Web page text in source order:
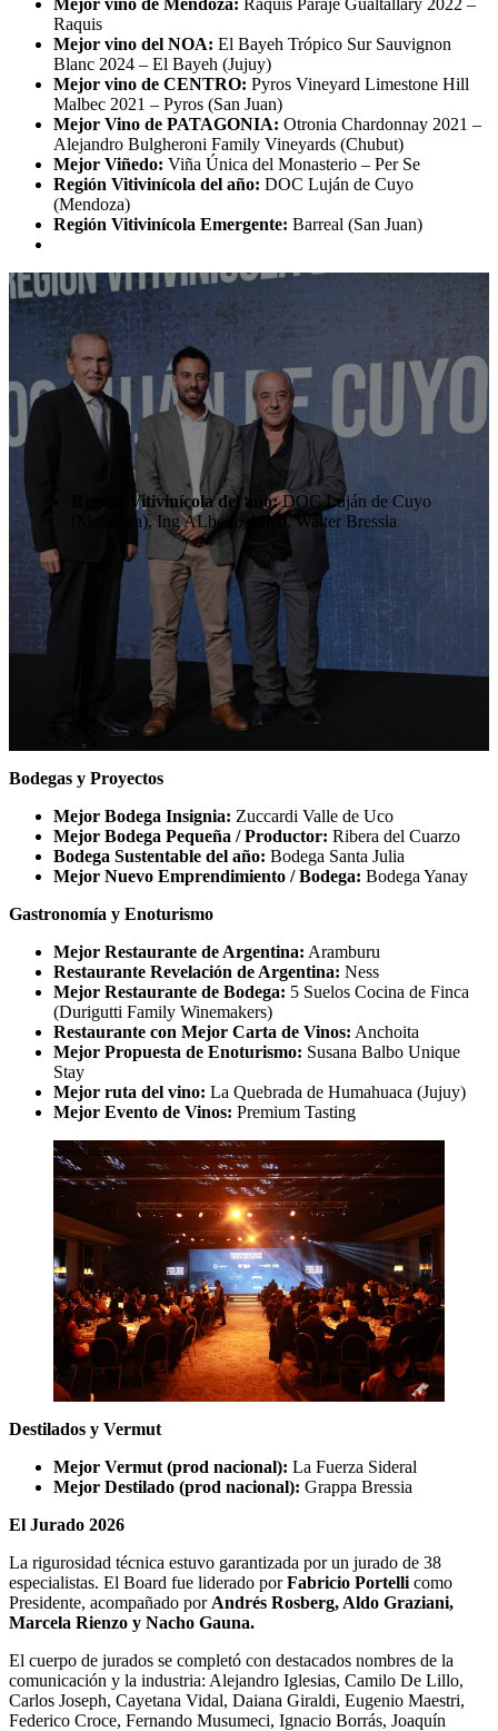
Mejor vino de Mendoza: Raquis Paraje Gualtallary 2022 –
Raquis
Mejor vino del NOA: El Bayeh Trópico Sur Sauvignon
Blanc 2024 – El Bayeh (Jujuy)
Mejor vino de CENTRO: Pyros Vineyard Limestone Hill
Malbec 2021 – Pyros (San Juan)
Mejor Vino de PATAGONIA: Otronia Chardonnay 2021 –
Alejandro Bulgheroni Family Vineyards (Chubut)
Mejor Viñedo: Viña Única del Monasterio – Per Se
Región Vitivinícola del año: DOC Luján de Cuyo
(Mendoza)
Región Vitivinícola Emergente: Barreal (San Juan)
Región Vitivinícola del año:DOC Luján de Cuyo
(Mendoza), Ing ALberto Arizu, Walter Bressia
Bodegas y Proyectos
Mejor Bodega Insignia: Zuccardi Valle de Uco
Mejor Bodega Pequeña / Productor: Ribera del Cuarzo
Bodega Sustentable del año: Bodega Santa Julia
Mejor Nuevo Emprendimiento / Bodega: Bodega Yanay
Gastronomía y Enoturismo
Mejor Restaurante de Argentina: Aramburu
Restaurante Revelación de Argentina: Ness
Mejor Restaurante de Bodega: 5 Suelos Cocina de Finca
(Durigutti Family Winemakers)
Restaurante con Mejor Carta de Vinos: Anchoita
Mejor Propuesta de Enoturismo: Susana Balbo Unique
Stay
Mejor ruta del vino: La Quebrada de Humahuaca (Jujuy)
Mejor Evento de Vinos: Premium Tasting
Destilados y Vermut
Mejor Vermut (prod nacional): La Fuerza Sideral
Mejor Destilado (prod nacional): Grappa Bressia
El Jurado 2026
La rigurosidad técnica estuvo garantizada por un jurado de 38
especialistas. El Board fue liderado porFabricio Portelli como
Presidente, acompañado por Andrés Rosberg, Aldo Graziani,
Marcela Rienzo y Nacho Gauna.
El cuerpo de jurados se completó con destacados nombres de la
comunicación y la industria: Alejandro Iglesias, Camilo De Lillo,
Carlos Joseph, Cayetana Vidal, Daiana Giraldi, Eugenio Maestri,
Federico Croce, Fernando Musumeci, Ignacio Borrás, Joaquín